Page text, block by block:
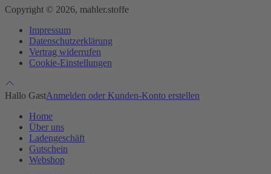
Copyright © 2026, mahler.stoffe
Impressum
Datenschutzerklärung
Vertrag widerrufen
Cookie-Einstellungen
Hallo GastAnmelden oder Kunden-Konto erstellen
Home
Über uns
Ladengeschäft
Gutschein
Webshop